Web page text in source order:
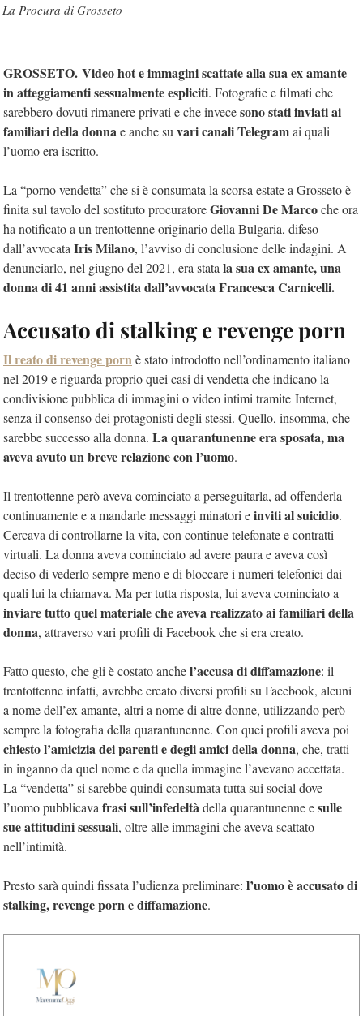
La Procura di Grosseto
GROSSETO. Video hot e immagini scattate alla sua ex amante
in atteggiamenti sessualmente espliciti. Fotografie e filmati che
sarebbero dovuti rimanere privati e che invecesono stati inviati ai
familiari della donnae anche su vari canali Telegramai quali
l’uomo era iscritto.
La “porno vendetta” che si è consumata la scorsa estate a Grosseto è
finita sul tavolo del sostituto procuratoreGiovanni De Marcoche ora
ha notificato a un trentottenne originario della Bulgaria, difeso
dall’avvocata Iris Milano, l’avviso di conclusione delle indagini. A
denunciarlo, nel giugno del 2021, era stata la sua ex amante, una
donna di 41 anni assistita dall’avvocata Francesca Carnicelli.
Accusato di stalking e revenge porn
Il reato di revenge pornè stato introdotto nell’ordinamento italiano
nel 2019 e riguarda proprio quei casi di vendetta che indicano la
condivisione pubblica di immagini o video intimi tramite Internet,
senza il consenso dei protagonisti degli stessi. Quello, insomma, che
sarebbe successo alla donna. La quarantunenne era sposata, ma
aveva avuto un breve relazione con l’uomo.
Il trentottenne però aveva cominciato a perseguitarla, ad offenderla
continuamente e a mandarle messaggi minatori einviti al suicidio.
Cercava di controllarne la vita, con continue telefonate e contratti
virtuali. La donna aveva cominciato ad avere paura e aveva così
deciso di vederlo sempre meno e di bloccare i numeri telefonici dai
quali lui la chiamava. Ma per tutta risposta, lui aveva cominciato a
inviare tutto quel materiale che aveva realizzato ai familiari della
donna, attraverso vari profili di Facebook che si era creato.
Fatto questo, che gli è costato anchel’accusa di diffamazione: il
trentottenne infatti, avrebbe creato diversi profili su Facebook, alcuni
a nome dell’ex amante, altri a nome di altre donne, utilizzando però
sempre la fotografia della quarantunenne. Con quei profili aveva poi
chiesto l’amicizia dei parenti e degli amici della donna, che, tratti
in inganno da quel nome e da quella immagine l’avevano accettata.
La “vendetta” si sarebbe quindi consumata tutta sui social dove
l’uomo pubblicava frasi sull’infedeltàdella quarantunenne esulle
sue attitudini sessuali, oltre alle immagini che aveva scattato
nell’intimità.
Presto sarà quindi fissata l’udienza preliminare: l’uomo è accusato di
stalking, revenge porn e diffamazione.